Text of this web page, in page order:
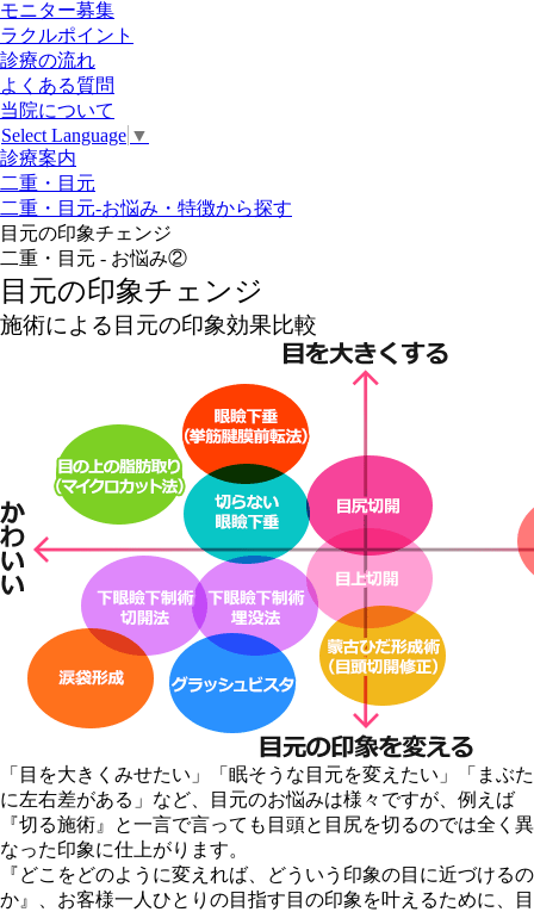
モニター募集
ラクルポイント
診療の流れ
よくある質問
当院について
Select Language ▼
診療案内
二重・目元
二重・目元-お悩み・特徴から探す
目元の印象チェンジ
二重・目元 - お悩み②
目元の印象チェンジ
施術による目元の印象効果比較
「目を大きくみせたい」「眠そうな目元を変えたい」「まぶた
に左右差がある」など、目元のお悩みは様々ですが、例えば
『切る施術』と一言で言っても目頭と目尻を切るのでは全く異
なった印象に仕上がります。
『どこをどのように変えれば、どういう印象の目に近づけるの
か』、お客様一人ひとりの目指す目の印象を叶えるために、目